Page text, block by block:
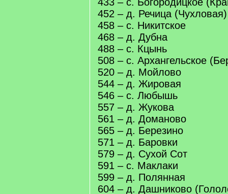
452 – д. Речица (Чухловая)
458 – с. Никитское
468 – д. Дубна
488 – с. Кцынь
508 – с. Архангельское
520 – д. Мойлово
544 – д. Жировая
546 – с. Любышь
557 – д. Жукова
561 – д. Доманово
565 – д. Березино
571 – д. Баровки
579 – д. Сухой Сот
591 – с. Маклаки
599 – д. Полянная
604 – д. Дашниково